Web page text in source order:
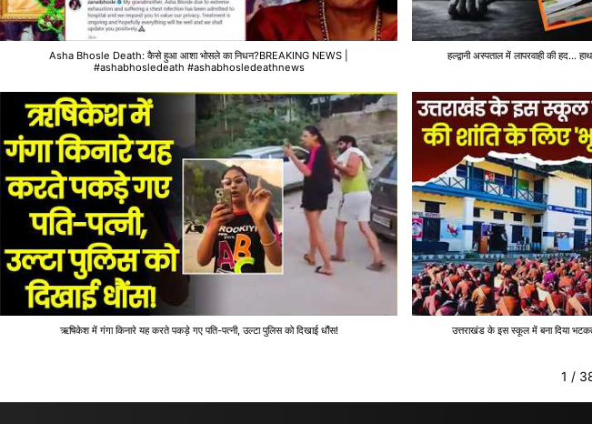
Asha Bhosle Death: कैसे हुआ आशा भोसले का निधन?BREAKING NEWS |
#ashabhosledeath #ashabhosledeathnews
हल्द्वानी अस्पताल में लापरवाही की
ऋषिकेश में गंगा किनारे यह करते पकड़े गए पति-पत्नी, उल्टा पुलिस को दिखाई धौंस! उत्तराखंड के इस स्कूल में बना दिया
1 /